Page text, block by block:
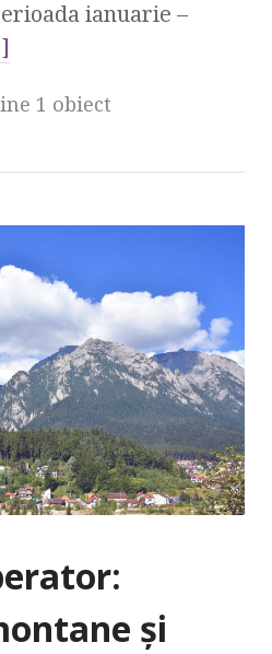
ianuarie –
1 obiect
și